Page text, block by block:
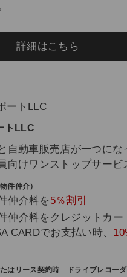
詳細はこちら
トLLC
自動車販売店が一つにな
向けワンストップサービ
件仲介）
仲介料を 5％割引
仲介料をクレジットカー
CARDでお支払い時、
はリース契約時 ドライブレコー